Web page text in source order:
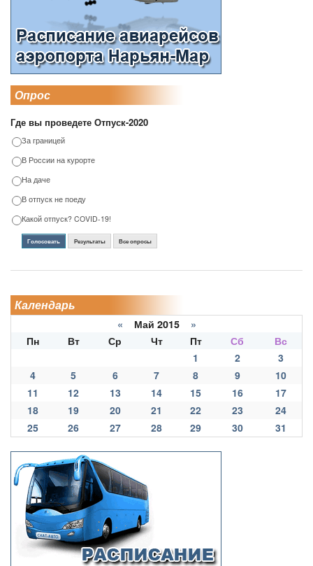
Опрос
Где вы проведете Отпуск-2020
За границей
В России на курорте
На даче
В отпуск не поеду
Какой отпуск? COVID-19!
Голосовать Результаты Все опросы
Календарь
« Май 2015 »
Пн
Вт Ср Чт Пт Сб
Вс
1
2
3
4
5 6 7 8 9
10
11
12 13 14 15 16
17
18
19 20 21 22 23
24
25
26 27 28 29 30 31